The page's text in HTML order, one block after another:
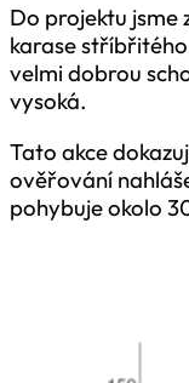
Do projektu jsme
karase
velmi dobrou
vysoká.
Tato akce
ověřování
pohybuje okolo